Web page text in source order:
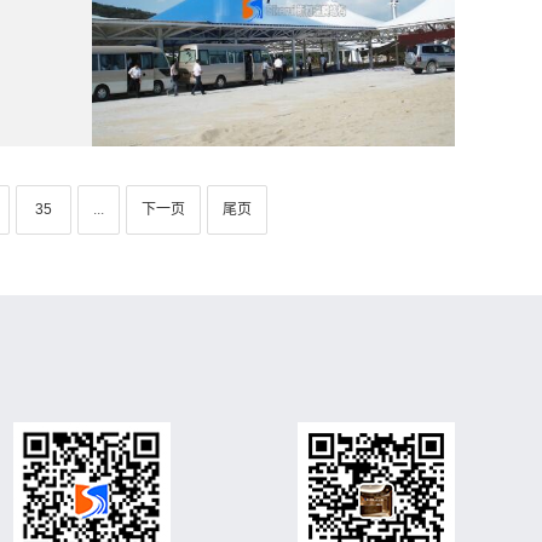
35 ... 下一页 尾页